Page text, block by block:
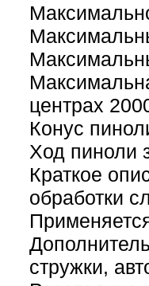
центрах
Конус
Ход пиноли
Краткое
обработки
стружки,